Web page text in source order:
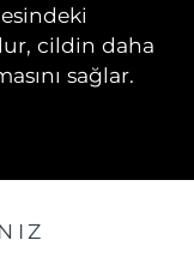
cildin daha
sağlar.